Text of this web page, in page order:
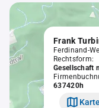
Frank
Ferdinand-
Rechtsform:
Gesellschaft
637420h